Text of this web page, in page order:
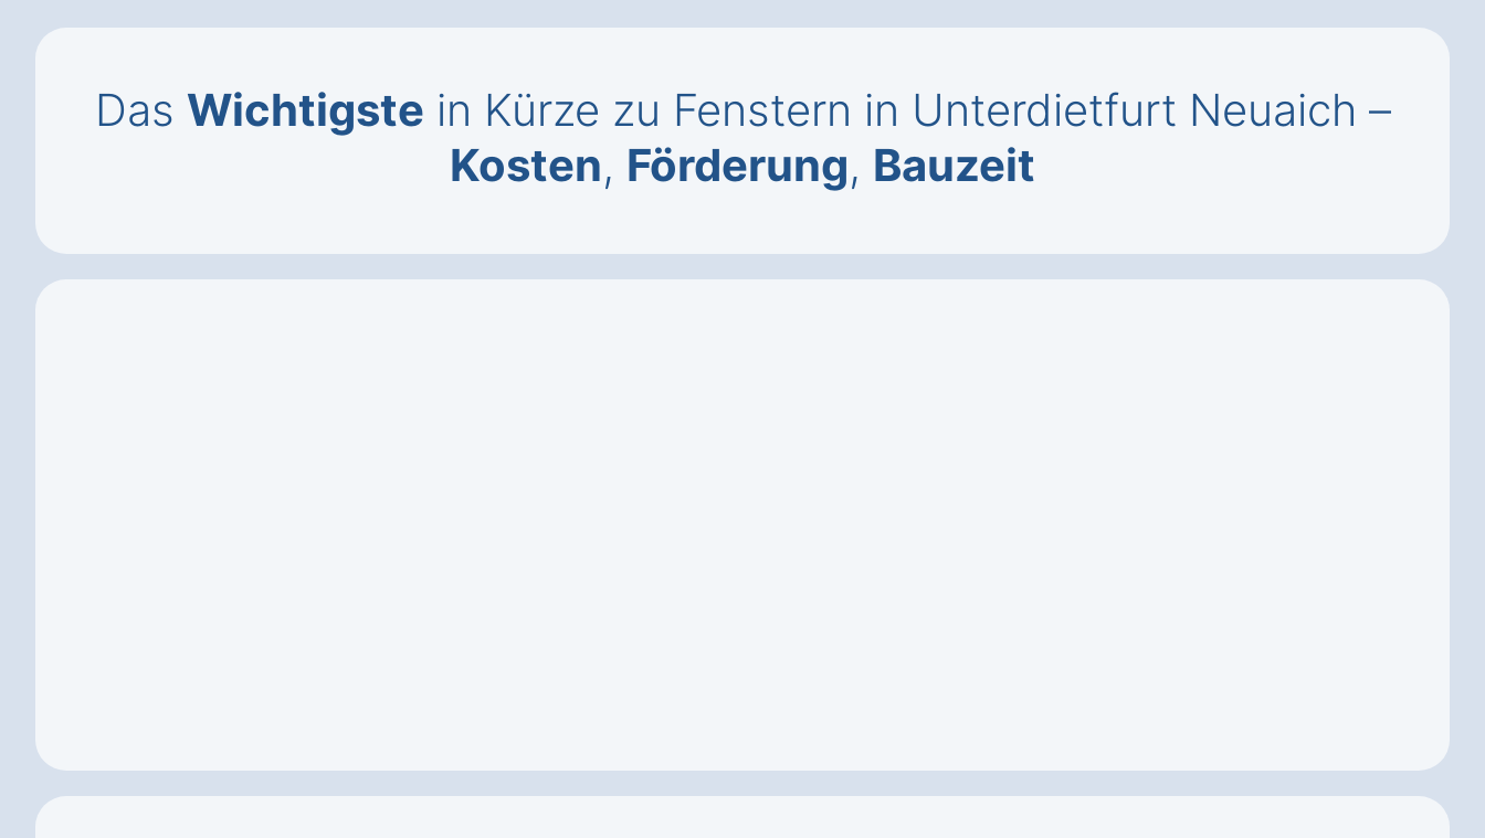
Das Wichtigste in Kürze zu Fenstern in Unterdietfurt Neuaich –
Kosten, Förderung, Bauzeit